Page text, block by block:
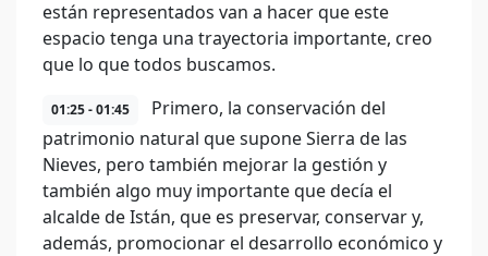
están representados van a hacer que este
espacio tenga una trayectoria importante, creo
que lo que todos buscamos.
01:25 - 01:45
Primero, la conservación del
patrimonio natural que supone Sierra de las
Nieves, pero también mejorar la gestión y
también algo muy importante que decía el
alcalde de Istán, que es preservar, conservar y,
además, promocionar el desarrollo económico y